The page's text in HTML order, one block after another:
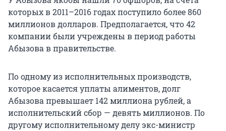
которых в 2011–2016 годах поступило более 860
миллионов долларов. Предполагается, что 42
компании были учреждены в период работы
Абызова в правительстве.
По одному из исполнительных производств,
которое касается уплаты алиментов, долг
Абызова превышает 142 миллиона рублей, а
исполнительский сбор — девять миллионов. По
другому исполнительному делу экс-министр